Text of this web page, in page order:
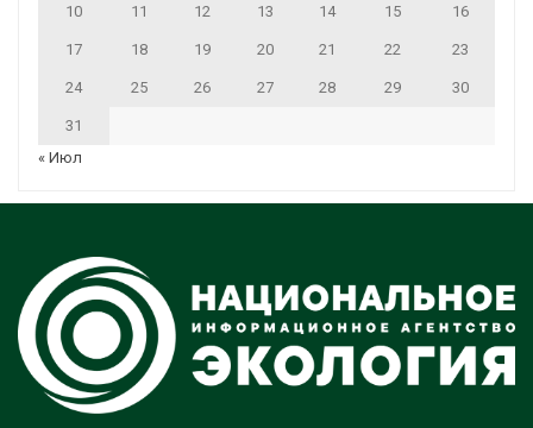
10 11 12 13 14 15 16
17 18 19 20 21 22 23
24 25 26 27 28 29 30
31
« Июл